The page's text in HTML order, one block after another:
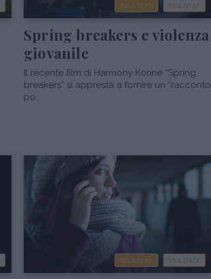
RELAZIONI VIOLENZA
Spring breakers e violenza
giovanile
Il recente film di Harmony Korine “Spring
breakers” si appresta a fornire un “racconto
po...
RELAZIONI VIOLENZA